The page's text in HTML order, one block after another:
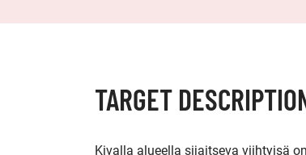
TARGET
Kivalla alueella sijaitseva viihtyisä